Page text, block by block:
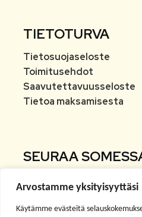
Arvostamme yksityisyyttäsi
Käytämme evästeitä
TIETOTURVA
Tietosuojaseloste
Toimitusehdot
Saavutettavuusseloste
Tietoa maksamisesta
SEURAA
Facebook